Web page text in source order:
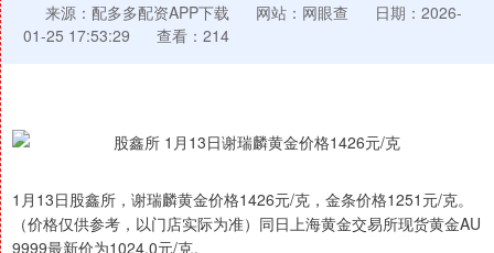
来源：配多多配资APP下载 网站：网眼查
日期：2026-
01-25 17:53:29
查看：214
1月13日股鑫所，谢瑞麟黄金价格1426元/克，金条价格1251元/克。
（价格仅供参考，以门店实际为准）同日上海黄金交易所现货黄金AU
9999最新价为1024.0元/克。